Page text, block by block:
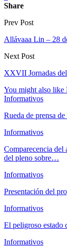
Share
Prev Post
Allávaaa Lin – 28
Next Post
XXVII Jornadas
You might also like
Informativos
Rueda de prensa
Informativos
Comparecencia del
del pleno sobre…
Informativos
Presentación del
Informativos
El peligroso estado
Informativos